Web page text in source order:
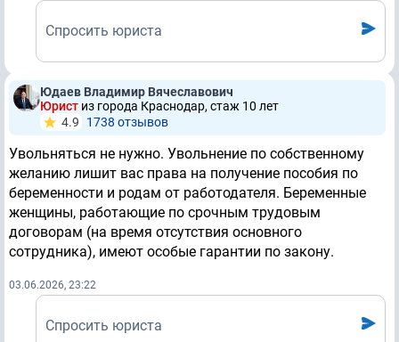
Спросить юриста
Юдаев Владимир Вячеславович
Юрист из города Краснодар, стаж 10 лет
4.9
1738 отзывов
Увольняться не нужно. Увольнение по собственному
желанию лишит вас права на получение пособия по
беременности и родам от работодателя. Беременные
женщины, работающие по срочным трудовым
договорам (на время отсутствия основного
сотрудника), имеют особые гарантии по закону.
03.06.2026, 23:22
Спросить юриста